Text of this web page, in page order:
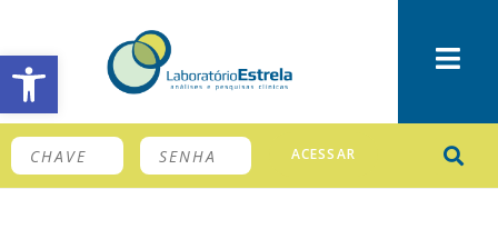
Barra de Ferramentas Aberta
ACESSAR